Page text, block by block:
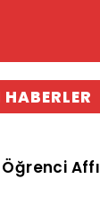
Affı